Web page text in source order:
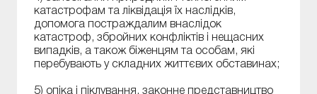
катастрофам та ліквідація їх наслідків,
допомога постраждалим внаслідок
катастроф, збройних конфліктів і нещасних
випадків, а також біженцям та особам, які
перебувають у складних життєвих обставинах;
5) опіка і піклування, законне представництво